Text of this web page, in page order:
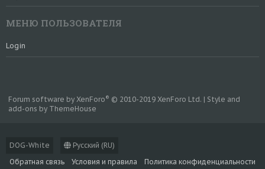
МЕНЮ ПОЛЬЗОВАТЕЛЯ
Login
DOG-White
Русский (RU)
Обратная связь
Условия и правила
Политика конфиденциальности
Forum software by XenForo® © 2010-2019 XenForo Ltd. | Style and
add-ons by ThemeHouse